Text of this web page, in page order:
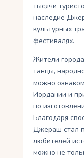
тысячи
наследие
культурных
фестивалях.
Жители
танцы,
можно
Иордании и
по
Благодаря
Джераш стал
любителей
можно не